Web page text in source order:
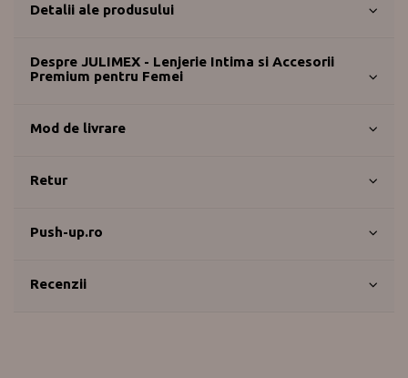
Detalii ale produsului
Despre JULIMEX - Lenjerie Intima si Accesorii
Premium pentru Femei
Mod de livrare
Retur
Push-up.ro
Recenzii